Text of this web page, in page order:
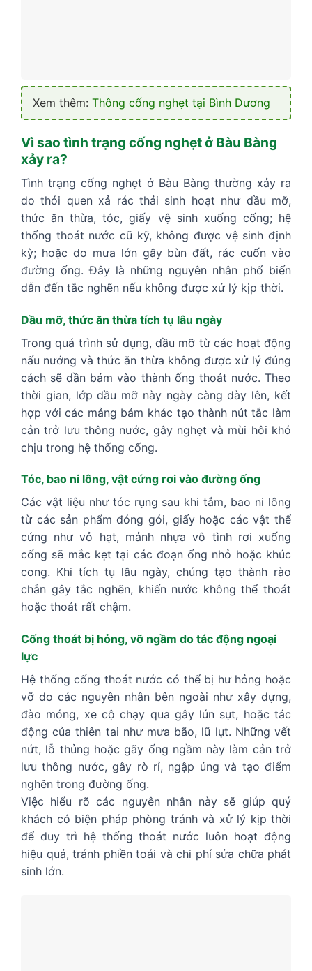
Xem thêm: Thông cống nghẹt tại Bình Dương
Vì sao tình trạng cống nghẹt ở Bàu Bàng
xảy ra?
Tình trạng cống nghẹt ở Bàu Bàng thường xảy ra
do thói quen xả rác thải sinh hoạt như dầu mỡ,
thức ăn thừa, tóc, giấy vệ sinh xuống cống; hệ
thống thoát nước cũ kỹ, không được vệ sinh định
kỳ; hoặc do mưa lớn gây bùn đất, rác cuốn vào
đường ống. Đây là những nguyên nhân phổ biến
dẫn đến tắc nghẽn nếu không được xử lý kịp thời.
Dầu mỡ, thức ăn thừa tích tụ lâu ngày
Trong quá trình sử dụng, dầu mỡ từ các hoạt động
nấu nướng và thức ăn thừa không được xử lý đúng
cách sẽ dần bám vào thành ống thoát nước. Theo
thời gian, lớp dầu mỡ này ngày càng dày lên, kết
hợp với các mảng bám khác tạo thành nút tắc làm
cản trở lưu thông nước, gây nghẹt và mùi hôi khó
chịu trong hệ thống cống.
Tóc, bao ni lông, vật cứng rơi vào đường ống
Các vật liệu như tóc rụng sau khi tắm, bao ni lông
từ các sản phẩm đóng gói, giấy hoặc các vật thể
cứng như vỏ hạt, mảnh nhựa vô tình rơi xuống
cống sẽ mắc kẹt tại các đoạn ống nhỏ hoặc khúc
cong. Khi tích tụ lâu ngày, chúng tạo thành rào
chắn gây tắc nghẽn, khiến nước không thể thoát
hoặc thoát rất chậm.
Cống thoát bị hỏng, vỡ ngầm do tác động ngoại
lực
Hệ thống cống thoát nước có thể bị hư hỏng hoặc
vỡ do các nguyên nhân bên ngoài như xây dựng,
đào móng, xe cộ chạy qua gây lún sụt, hoặc tác
động của thiên tai như mưa bão, lũ lụt. Những vết
nứt, lỗ thủng hoặc gãy ống ngầm này làm cản trở
lưu thông nước, gây rò rỉ, ngập úng và tạo điểm
nghẽn trong đường ống.
Việc hiểu rõ các nguyên nhân này sẽ giúp quý
khách có biện pháp phòng tránh và xử lý kịp thời
để duy trì hệ thống thoát nước luôn hoạt động
hiệu quả, tránh phiền toái và chi phí sửa chữa phát
sinh lớn.